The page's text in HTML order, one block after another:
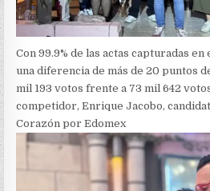
Con 99.9% de las actas capturadas
una diferencia de más de 20 puntos
mil 193 votos frente a 73 mil 642
competidor, Enrique Jacobo,
Corazón por Edomex